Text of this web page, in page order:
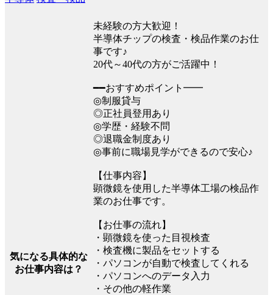
気になる具体的な
お仕事内容は？
未経験の方大歓迎！
半導体チップの検査・検品作業のお仕
事です♪
20代～40代の方がご活躍中！
━━おすすめポイント━━
◎制服貸与
◎正社員登用あり
◎学歴・経験不問
◎退職金制度あり
◎事前に職場見学ができるので安心♪
【仕事内容】
顕微鏡を使用した半導体工場の検品作
業のお仕事です。
【お仕事の流れ】
・顕微鏡を使った目視検査
・検査機に製品をセットする
・パソコンが自動で検査してくれる
・パソコンへのデータ入力
・その他の軽作業